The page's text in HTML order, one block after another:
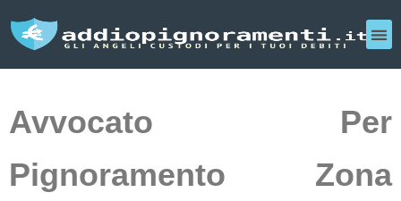
Avvocato Per
Pignoramento Zona